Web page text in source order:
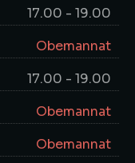
17.00 - 19.00
Obemannat
17.00 - 19.00
Obemannat
Obemannat